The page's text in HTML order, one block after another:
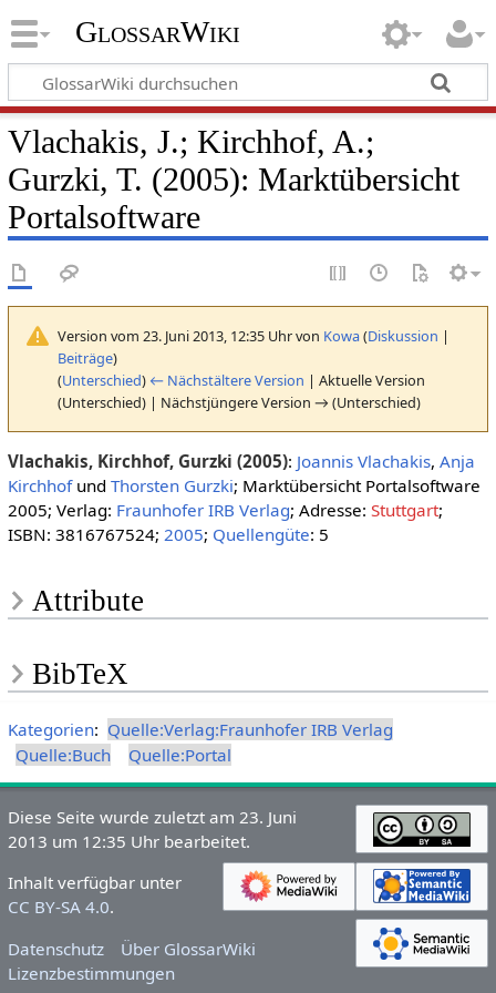
GlossarWiki
Vlachakis, J.; Kirchhof, A.;
Gurzki, T. (2005): Marktübersicht
Portalsoftware
Version vom 23. Juni 2013, 12:35 Uhr von Kowa(Diskussion |
Beiträge)
(Unterschied) ← Nächstältere Version | Aktuelle Version
(Unterschied) | Nächstjüngere Version → (Unterschied)
Vlachakis, Kirchhof, Gurzki (2005): Joannis Vlachakis, Anja
Kirchhofund Thorsten Gurzki; Marktübersicht Portalsoftware
2005; Verlag: Fraunhofer IRB Verlag; Adresse: Stuttgart;
ISBN: 3816767524; 2005; Quellengüte: 5
Attribute
BibTeX
Kategorien: Quelle:Verlag:Fraunhofer IRB Verlag
Quelle:Buch
Quelle:Portal
Diese Seite wurde zuletzt am 23. Juni
2013 um 12:35 Uhr bearbeitet.
Inhalt verfügbar unter
CC BY-SA 4.0.
Datenschutz
Über GlossarWiki
Lizenzbestimmungen